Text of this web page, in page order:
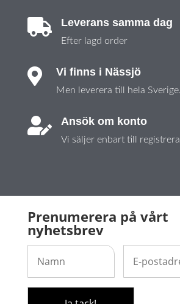
 Leverans samma dag
Efter lagd order
 Vi finns i Nässjö
Men leverera till hela Sverige.
 Ansök om konto
Vi säljer enbart till
Prenumerera på vårt
nyhetsbrev